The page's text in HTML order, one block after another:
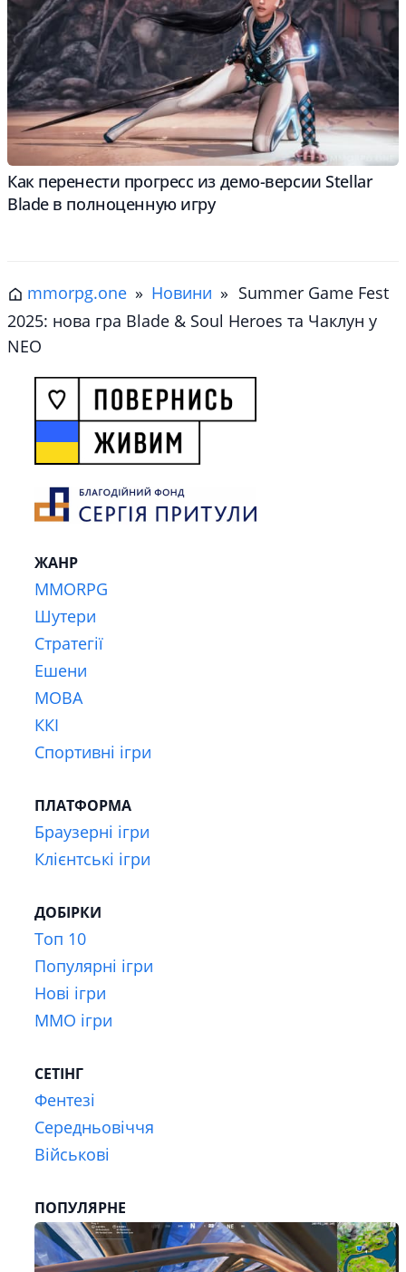
Как перенести прогресс из демо-версии Stellar
Blade в полноценную игру
mmorpg.one » Новини » Summer Game Fest
2025: нова гра Blade & Soul Heroes та Чаклун у
NEO
ЖАНР
MMORPG
Шутери
Стратегії
Ешени
MOBA
ККІ
Спортивні ігри
ПЛАТФОРМА
Браузерні ігри
Клієнтські ігри
ДОБІРКИ
Топ 10
Популярні ігри
Нові ігри
MMO ігри
СЕТІНГ
Фентезі
Середньовіччя
Військові
ПОПУЛЯРНЕ